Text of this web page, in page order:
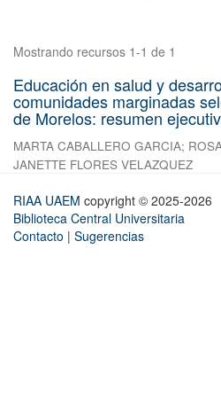
Mostrando recursos 1-1 de 1
Educación en salud y
comunidades marginadas
de Morelos: resumen
MARTA CABALLERO GARCIA;
JANETTE FLORES VELAZQUEZ
RIAA UAEM copyright © 2025-2026
Biblioteca Central Universitaria
Contacto | Sugerencias